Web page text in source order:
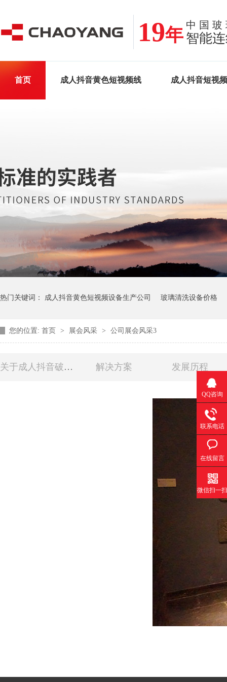
19年 中国
智能
首页 成人抖音黄色短视频线 成人抖音短视频
热门关键词： 成人抖音黄色短视频设备生产公司 玻璃清洗设备价格
您的位置: 首页 > 展会风采 > 公司展会风采3
关于成人抖音破解版玻切 解决方案 发展历程
QQ咨询
联系电话
在线留言
微信扫一扫